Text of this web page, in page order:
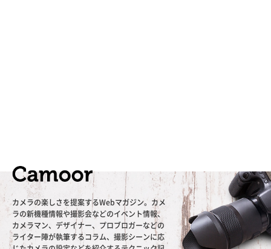
カメラの楽しさを提案するWebマガジン。カメ
ラの新機種情報や撮影会などのイベント情報、
カメラマン、デザイナー、プロブロガーなどの
ライター陣が執筆するコラム、撮影シーンに応